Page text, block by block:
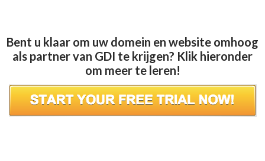
Bent u klaar om uw domein en website omhoog
als partner van GDI te krijgen? Klik hieronder
om meer te leren!